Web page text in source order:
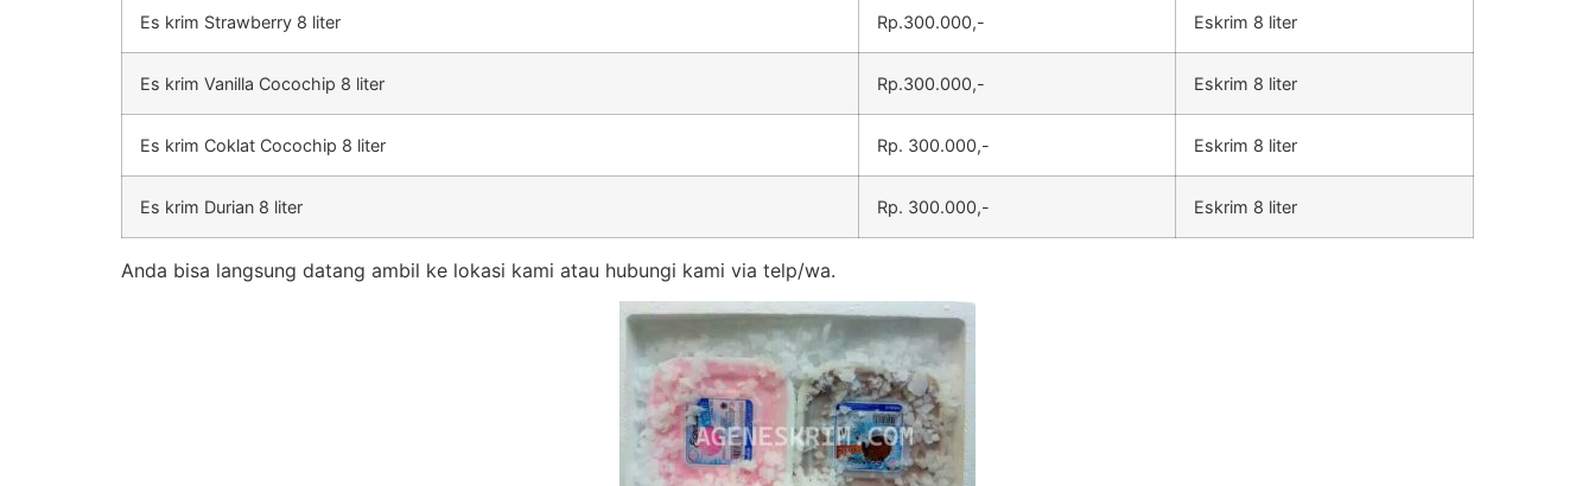
Es krim Strawberry 8 liter Rp.300.000,- Eskrim 8 liter
Es krim Vanilla Cocochip 8 liter Rp.300.000,- Eskrim 8 liter
Es krim Coklat Cocochip 8 liter Rp. 300.000,- Eskrim 8 liter
Es krim Durian 8 liter Rp. 300.000,- Eskrim 8 liter
Anda bisa langsung datang ambil ke lokasi kami atau hubungi kami via telp/wa.